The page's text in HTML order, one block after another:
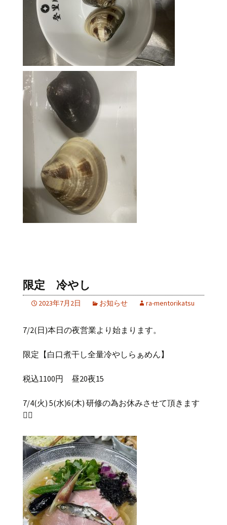
限定 冷やし
2023年7月2日 お知らせ ra-mentorikatsu
7/2(日)本日の夜営業より始まります。
限定【白口煮干し全量冷やしらぁめん】
税込1100円 昼20夜15
7/4(火) 5(水)6(木) 研修の為お休みさせて頂きます
🙇‍♂️